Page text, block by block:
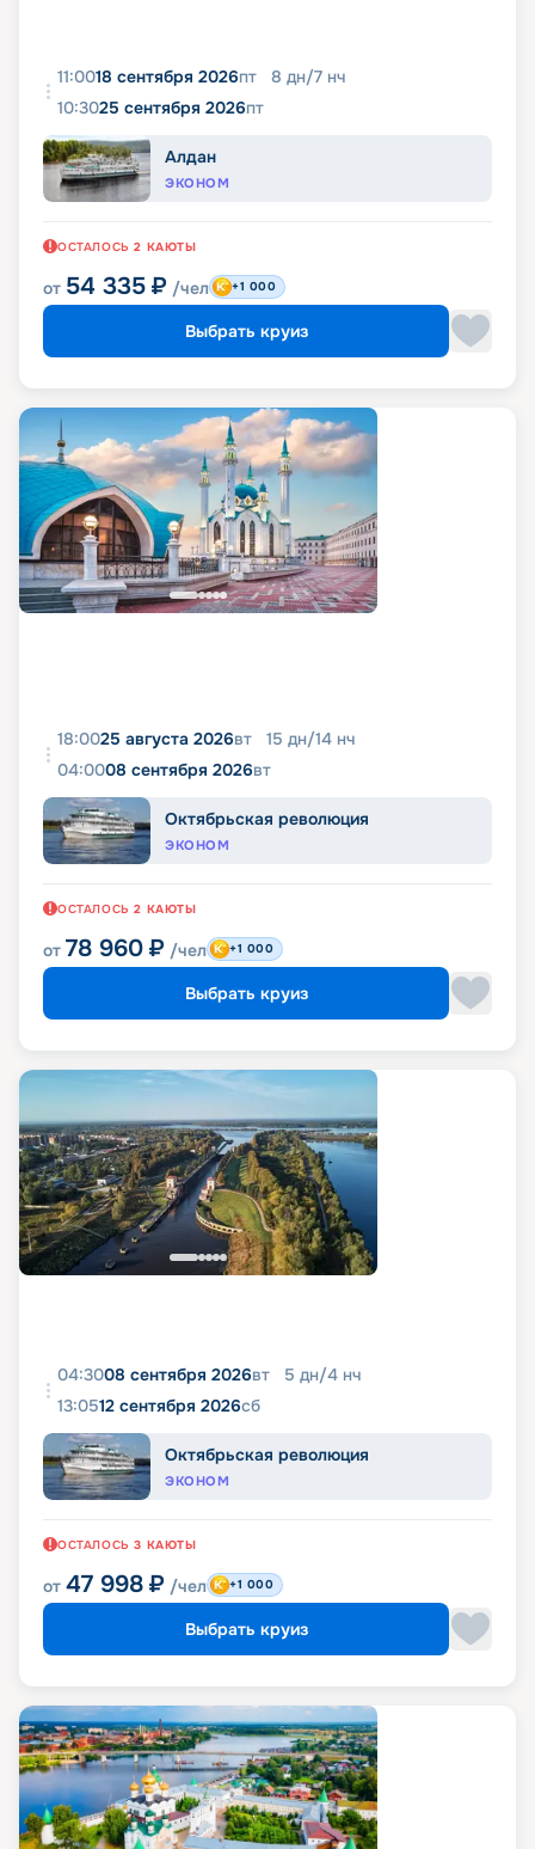
11:0018 сентября 2026пт 8 дн/7 нч
10:3025 сентября 2026пт
Алдан
ЭКОНОМ
ОСТАЛОСЬ 2 КАЮТЫ
от 54 335 ₽ /чел +1 000
Выбрать круиз
18:0025 августа 2026вт 15 дн/14 нч
04:0008 сентября 2026вт
Октябрьская революция
ЭКОНОМ
ОСТАЛОСЬ 2 КАЮТЫ
от 78 960 ₽ /чел +1 000
Выбрать круиз
04:3008 сентября 2026вт 5 дн/4 нч
13:0512 сентября 2026сб
Октябрьская революция
ЭКОНОМ
ОСТАЛОСЬ 3 КАЮТЫ
от 47 998 ₽ /чел +1 000
Выбрать круиз